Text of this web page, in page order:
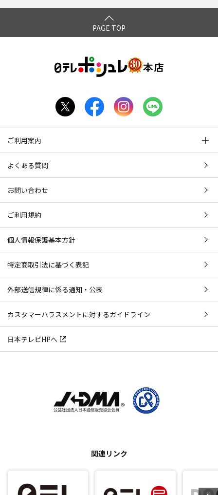
PAGE TOP
ご利用案内
よくある質問
お問い合わせ
ご利用規約
個人情報保護基本方針
特定商取引法に基づく表記
外部送信規律に係る通知・公表
カスタマーハラスメントに対するガイドライン
日本テレビHPへ
関連リンク